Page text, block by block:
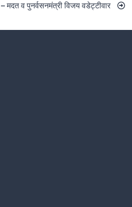
मदत व पुनर्वसनमंत्री विजय वडेट्टीवार